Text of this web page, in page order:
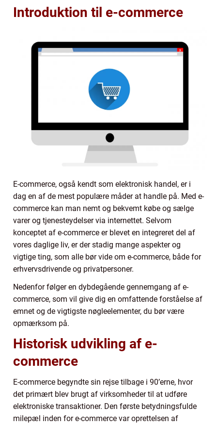
Introduktion til e-commerce
E-commerce, også kendt som elektronisk handel, er i
dag en af de mest populære måder at handle på. Med e-
commerce kan man nemt og bekvemt købe og sælge
varer og tjenesteydelser via internettet. Selvom
konceptet af e-commerce er blevet en integreret del af
vores daglige liv, er der stadig mange aspekter og
vigtige ting, som alle bør vide om e-commerce, både for
erhvervsdrivende og privatpersoner.
Nedenfor følger en dybdegående gennemgang af e-
commerce, som vil give dig en omfattende forståelse af
emnet og de vigtigste nøgleelementer, du bør være
opmærksom på.
Historisk udvikling af e-
commerce
E-commerce begyndte sin rejse tilbage i 90’erne, hvor
det primært blev brugt af virksomheder til at udføre
elektroniske transaktioner. Den første betydningsfulde
milepæl inden for e-commerce var oprettelsen af